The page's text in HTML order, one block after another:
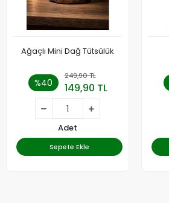
Ağaçlı Mini Dağ Tütsülük
%40
249,90 TL
149,90 TL
Adet
Sepete Ekle